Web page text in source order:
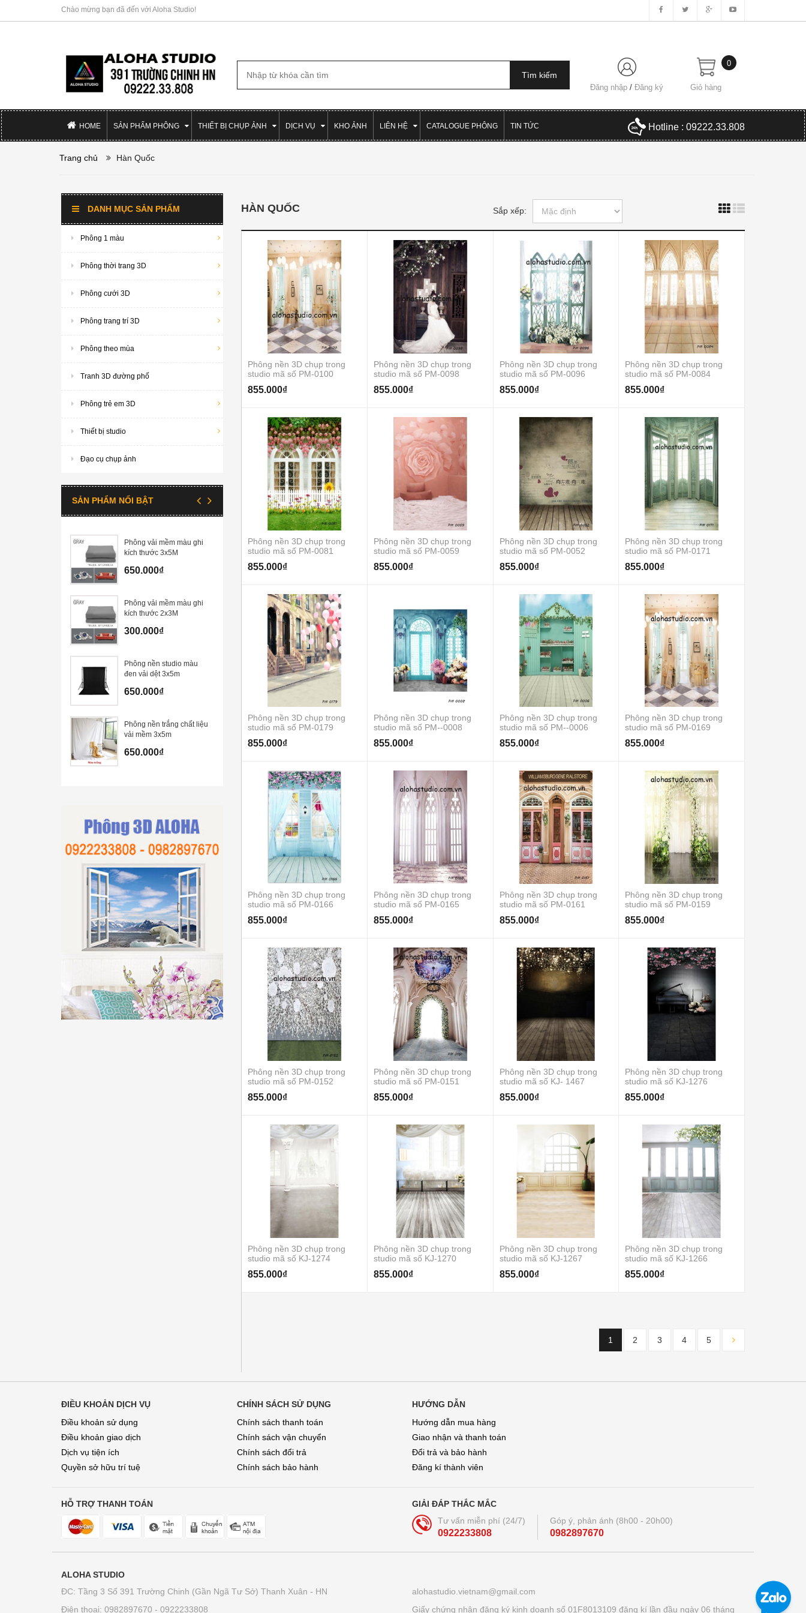
Chào mừng bạn đã đến với Aloha Studio!
Đăng nhập /Đăng ký Giỏ hàng
0
HOME SẢN PHẨM PHÔNG THIẾT BỊ CHỤP ẢNH DỊCH VỤ KHO ẢNH LIÊN HỆ CATALOGUE PHÔNG TIN TỨC Hotline : 09222.33.808
Trang chủ Hàn Quốc
DANH MỤC SẢN PHẨM
Phông 1 màu
Phông thời trang 3D
Phông cưới 3D
Phông trang trí 3D
Phông theo mùa
Tranh 3D đường phố
Phông trẻ em 3D
Thiết bị studio
Đạo cụ chụp ảnh
SẢN PHẨM NỔI BẬT
Phông vải mềm màu ghi
kích thước 3x5M
650.000₫
Phông vải mềm màu ghi
kích thước 2x3M
300.000₫
Phông nền studio màu
đen vải dệt 3x5m
650.000₫
Phông nền trắng chất liệu
vải mềm 3x5m
650.000₫
Phông nền trắng chất liệu
vải mềm 2x3m
300.000₫
Phông mica màu trắng
MC-008
180.000₫
Phông vải xanh key hình
tách nền 3x4.8m
650.000₫
Phông vải xanh key hình
HÀN QUỐC Sắp xếp:
Phông nền 3D chụp trong
studio mã số PM-0100
855.000₫
Phông nền 3D chụp trong
studio mã số PM-0098
855.000₫
Phông nền 3D chụp trong
studio mã số PM-0096
855.000₫
Phông nền 3D chụp trong
studio mã số PM-0084
855.000₫
Phông nền 3D chụp trong
studio mã số PM-0081
855.000₫
Phông nền 3D chụp trong
studio mã số PM-0059
855.000₫
Phông nền 3D chụp trong
studio mã số PM-0052
855.000₫
Phông nền 3D chụp trong
studio mã số PM-0171
855.000₫
Phông nền 3D chụp trong
studio mã số PM-0179
855.000₫
Phông nền 3D chụp trong
studio mã số PM--0008
855.000₫
Phông nền 3D chụp trong
studio mã số PM--0006
855.000₫
Phông nền 3D chụp trong
studio mã số PM-0169
855.000₫
Phông nền 3D chụp trong
studio mã số PM-0166
855.000₫
Phông nền 3D chụp trong
studio mã số PM-0165
855.000₫
Phông nền 3D chụp trong
studio mã số PM-0161
855.000₫
Phông nền 3D chụp trong
studio mã số PM-0159
855.000₫
Phông nền 3D chụp trong
studio mã số PM-0152
855.000₫
Phông nền 3D chụp trong
studio mã số PM-0151
855.000₫
Phông nền 3D chụp trong
studio mã số KJ- 1467
855.000₫
Phông nền 3D chụp trong
studio mã số KJ-1276
855.000₫
Phông nền 3D chụp trong
studio mã số KJ-1274
855.000₫
Phông nền 3D chụp trong
studio mã số KJ-1270
855.000₫
Phông nền 3D chụp trong
studio mã số KJ-1267
855.000₫
Phông nền 3D chụp trong
studio mã số KJ-1266
855.000₫
1 2 3 4 5
ĐIỀU KHOẢN DỊCH VỤ
Điều khoản sử dụng
Điều khoản giao dịch
Dịch vụ tiện ích
Quyền sở hữu trí tuệ
CHÍNH SÁCH SỬ DỤNG
Chính sách thanh toán
Chính sách vận chuyển
Chính sách đổi trả
Chính sách bảo hành
HƯỚNG DẪN
Hướng dẫn mua hàng
Giao nhận và thanh toán
Đổi trả và bảo hành
Đăng kí thành viên
HỖ TRỢ THANH TOÁN
GIẢI ĐÁP THẮC MẮC
Tư vấn miễn phí (24/7)
0922233808
Góp ý, phản ánh (8h00 - 20h00)
0982897670
ALOHA STUDIO
ĐC: Tầng 3 Số 391 Trường Chinh (Gần Ngã Tư Sở) Thanh Xuân - HN
Điện thoại: 0982897670 - 0922233808
alohastudio.vietnam@gmail.com
Giấy chứng nhận đăng ký kinh doanh số 01F8013109 đăng kí lần đầu ngày 06 tháng